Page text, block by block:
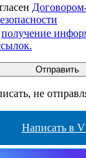
получение
не
Написать в